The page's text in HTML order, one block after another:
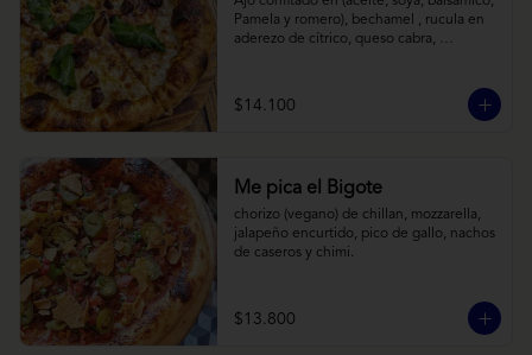
Pamela y romero), bechamel , rucula en
aderezo de cítrico, queso cabra,
$14.100
Me pica el Bigote
chorizo (vegano) de chillan, mozzarella,
jalapeño encurtido, pico de gallo, nachos
de caseros y chimi.
$13.800